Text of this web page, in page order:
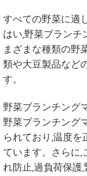
すべての野菜に適
はい,野菜ブランチ
まざまな種類の野
類や大豆製品など
す。
野菜ブランチング
野菜ブランチング
られており,温度
ています。さらに
れ防止,過負荷保護